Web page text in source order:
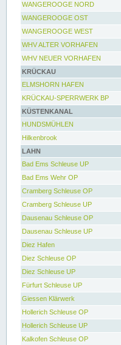
WANGEROOGE NORD
WANGEROOGE OST
WANGEROOGE WEST
WHV ALTER VORHAFEN
WHV NEUER VORHAFEN
KRÜCKAU
ELMSHORN HAFEN
KRÜCKAU-SPERRWERK BP
KÜSTENKANAL
HUNDSMÜHLEN
Hilkenbrook
LAHN
Bad Ems Schleuse UP
Bad Ems Wehr OP
Cramberg Schleuse OP
Cramberg Schleuse UP
Dausenau Schleuse OP
Dausenau Schleuse UP
Diez Hafen
Diez Schleuse OP
Diez Schleuse UP
Fürfurt Schleuse UP
Giessen Klärwerk
Hollerich Schleuse OP
Hollerich Schleuse UP
Kalkofen Schleuse OP